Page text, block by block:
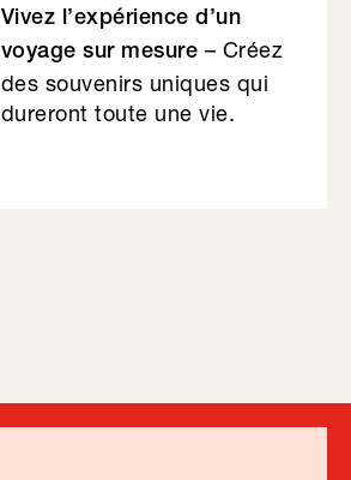
Vivez l’expérience d’un
voyage sur mesure – Créez
des souvenirs uniques qui
dureront toute une vie.